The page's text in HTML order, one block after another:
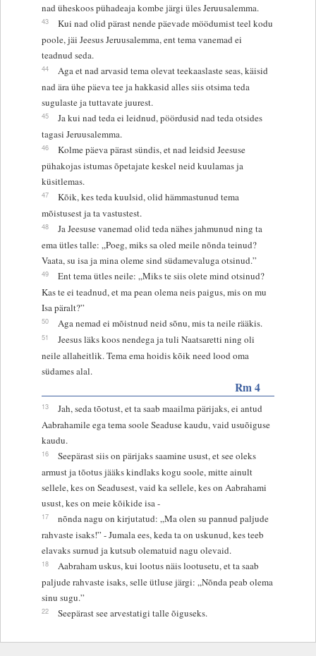
nad üheskoos pühadeaja kombe järgi üles Jeruusalemma.
43
Kui nad olid pärast nende päevade möödumist teel kodu
poole, jäi Jeesus Jeruusalemma, ent tema vanemad ei
teadnud seda.
44
Aga et nad arvasid tema olevat teekaaslaste seas, käisid
nad ära ühe päeva tee ja hakkasid alles siis otsima teda
sugulaste ja tuttavate juurest.
45
Ja kui nad teda ei leidnud, pöördusid nad teda otsides
tagasi Jeruusalemma.
46
Kolme päeva pärast sündis, et nad leidsid Jeesuse
pühakojas istumas õpetajate keskel neid kuulamas ja
küsitlemas.
47
Kõik, kes teda kuulsid, olid hämmastunud tema
mõistusest ja ta vastustest.
48
Ja Jeesuse vanemad olid teda nähes jahmunud ning ta
ema ütles talle: „Poeg, miks sa oled meile nõnda teinud?
Vaata, su isa ja mina oleme sind südamevaluga otsinud.”
49
Ent tema ütles neile: „Miks te siis olete mind otsinud?
Kas te ei teadnud, et ma pean olema neis paigus, mis on mu
Isa päralt?”
50 Aga nemad ei mõistnud neid sõnu, mis ta neile rääkis.
51
Jeesus läks koos nendega ja tuli Naatsaretti ning oli
neile allaheitlik. Tema ema hoidis kõik need lood oma
südames alal.
Rm 4
13
Jah, seda tõotust, et ta saab maailma pärijaks, ei antud
Aabrahamile ega tema soole Seaduse kaudu, vaid usuõiguse
kaudu.
16
Seepärast siis on pärijaks saamine usust, et see oleks
armust ja tõotus jääks kindlaks kogu soole, mitte ainult
sellele, kes on Seadusest, vaid ka sellele, kes on Aabrahami
usust, kes on meie kõikide isa -
17
nõnda nagu on kirjutatud: „Ma olen su pannud paljude
rahvaste isaks!” - Jumala ees, keda ta on uskunud, kes teeb
elavaks surnud ja kutsub olematuid nagu olevaid.
18
Aabraham uskus, kui lootus näis lootusetu, et ta saab
paljude rahvaste isaks, selle ütluse järgi: „Nõnda peab olema
sinu sugu.”
22 Seepärast see arvestatigi talle õiguseks.